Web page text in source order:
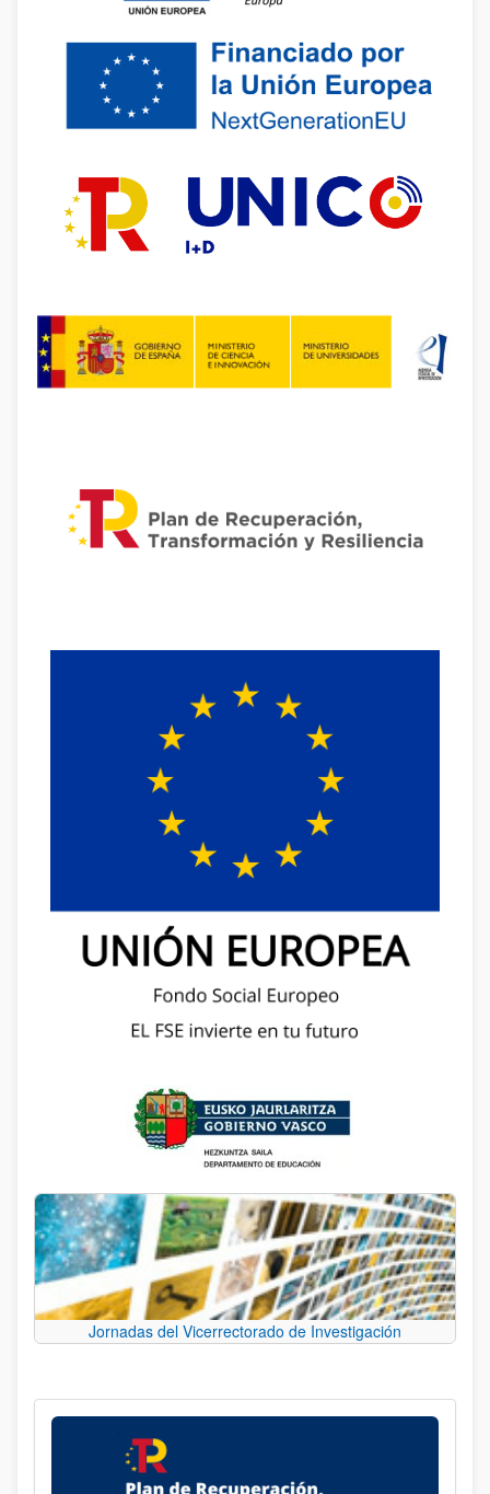
Jornadas del Vicerrectorado de Investigación